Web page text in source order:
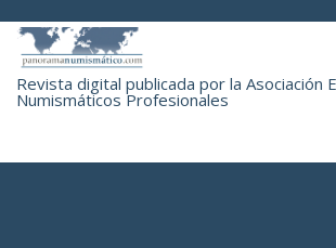
Revista digital publicada por la Asociación
Numismáticos Profesionales